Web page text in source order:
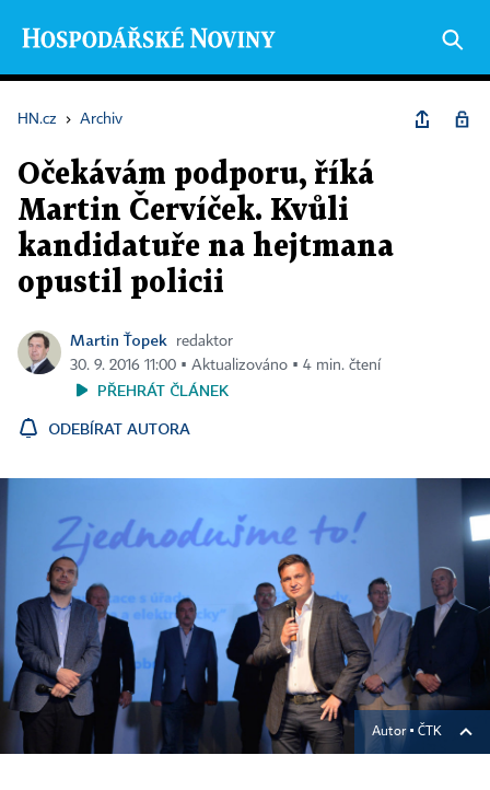
HN.cz › Archiv
Očekávám podporu, říká
Martin Červíček. Kvůli
kandidatuře na hejtmana
opustil policii
Martin Ťopek
redaktor
30. 9. 2016 11:00 ▪ Aktualizováno ▪ 4 min. čtení
PŘEHRÁT ČLÁNEK
ODEBÍRAT AUTORA
Autor ▪ ČTK